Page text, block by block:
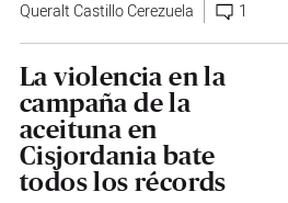
Queralt Castillo Cerezuela 1
La violencia en la
campaña de la
aceituna en
Cisjordania bate
todos los récords